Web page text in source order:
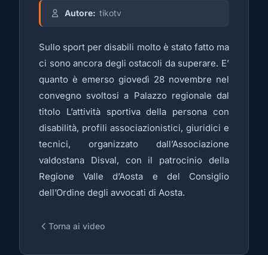
Autore: tikotv
Sullo sport per disabili molto è stato fatto ma
ci sono ancora degli ostacoli da superare. E’
quanto è emerso giovedì 28 novembre nel
convegno svoltosi a Palazzo regionale dal
titolo L’attività sportiva della persona con
disabilità, profili associazionistici, giuridici e
tecnici, organizzato dall’Associazione
valdostana Disval, con il patrocinio della
Regione Valle d’Aosta e del Consiglio
dell’Ordine degli avvocati di Aosta.
Torna ai video